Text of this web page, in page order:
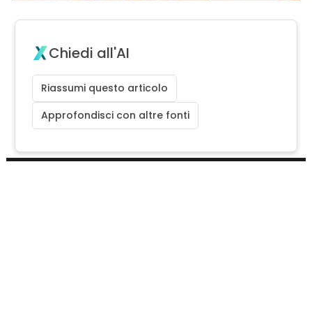
Chiedi all'AI
Riassumi questo articolo
Approfondisci con altre fonti